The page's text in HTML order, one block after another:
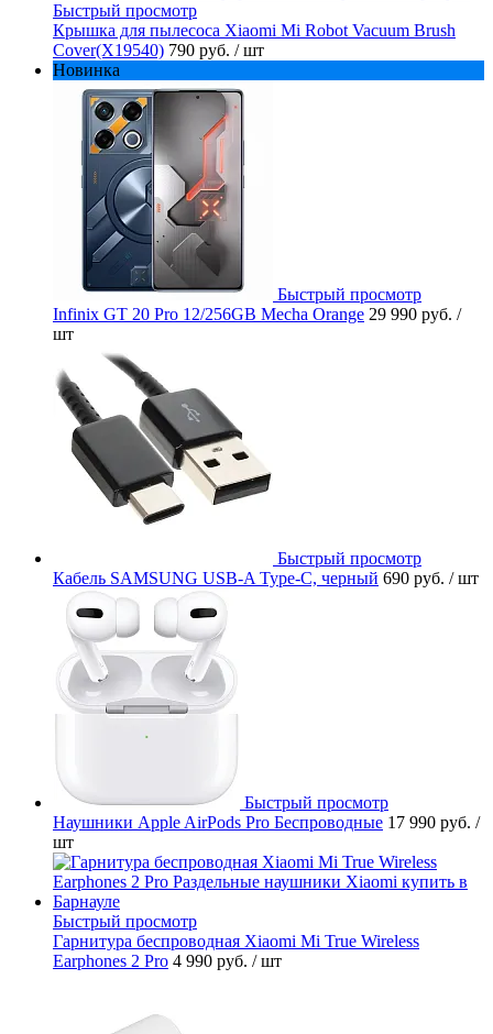
Быстрый просмотр
Крышка для пылесоса Xiaomi Mi Robot Vacuum Brush
Cover(X19540) 790 руб. / шт
Новинка
Быстрый просмотр
Infinix GT 20 Pro 12/256GB Mecha Orange 29 990 руб. /
шт
Быстрый просмотр
Кабель SAMSUNG USB-A Type-C, черный 690 руб. / шт
Быстрый просмотр
Наушники Apple AirPods Pro Беспроводные 17 990 руб. /
шт
Быстрый просмотр
Гарнитура беспроводная Xiaomi Mi True Wireless
Earphones 2 Pro 4 990 руб. / шт